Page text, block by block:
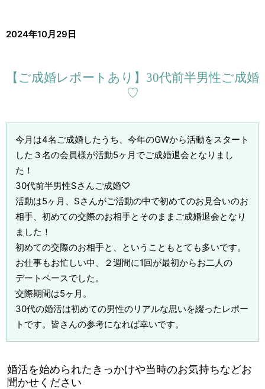
2024年10月29日
【ご成婚レポートあり】30代前半男性ご成婚
♡
今月は4名ご成婚したうち、今年のGWから活動をスタート
した３名の会員様が活動5ヶ月でご成婚退会となりまし
た！
30代前半男性Sさんご成婚♡
活動は5ヶ月、Sさんがご活動の中で初めてのお見合いのお
相手、初めての交際のお相手とそのままご成婚退会となり
ました！
初めての交際のお相手と、ということもとても多いです。
お仕事もお忙しい中、２週間に1回が最初からお二人の
デートペースでした。
交際期間は5ヶ月。
30代の婚活は初めての男性のリアルな思いを綴ったレポー
トです。皆さんの参考になれば幸いです。
婚活を始められたきっかけや当時のお気持ちなどお
聞かせください